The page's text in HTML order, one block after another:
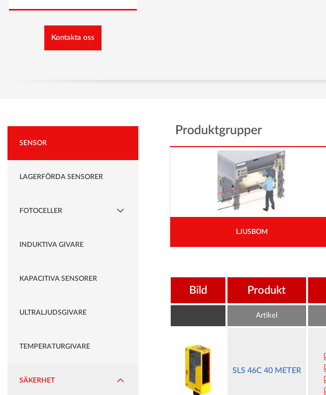
Kontakta oss
SENSOR
LAGERFÖRDA SENSORER
FOTOCELLER
INDUKTIVA GIVARE
KAPACITIVA SENSORER
ULTRALJUDSGIVARE
TEMPERATURGIVARE
SÄKERHET
Produktgrupper
LJUSBOM
Bild Produkt
Artikel
SLS 46C 40 METER